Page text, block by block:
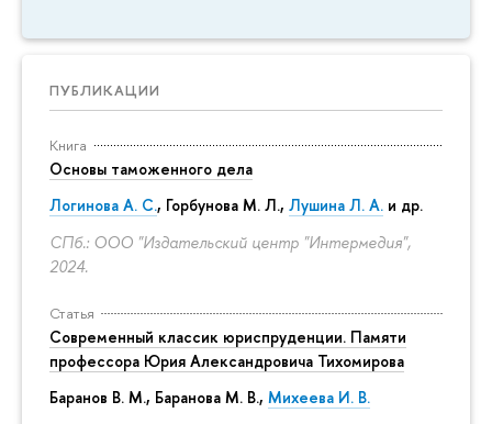
ПУБЛИКАЦИИ
Книга
Основы таможенного дела
Логинова А. С., Горбунова М. Л., Лушина Л. А. и др.
СПб.: ООО "Издательский центр "Интермедия",
2024.
Статья
Современный классик юриспруденции. Памяти
профессора Юрия Александровича Тихомирова
Баранов В. М., Баранова М. В., Михеева И. В.